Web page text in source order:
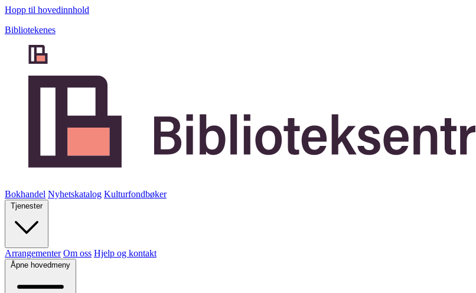
Hopp til hovedinnhold
Bibliotekenes
Bokhandel Nyhetskatalog Kulturfondbøker
Tjenester
Arrangementer Om oss Hjelp og kontakt
Åpne hovedmeny